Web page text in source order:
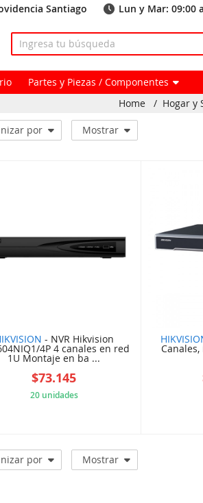
Santiago Lun y Mar: 09:00
Partes y Piezas / Componentes
Home
/ Hogar y
por Mostrar
- NVR Hikvision
4P 4 canales en red
1U Montaje en ba ...
$73.145
20 unidades
por Mostrar